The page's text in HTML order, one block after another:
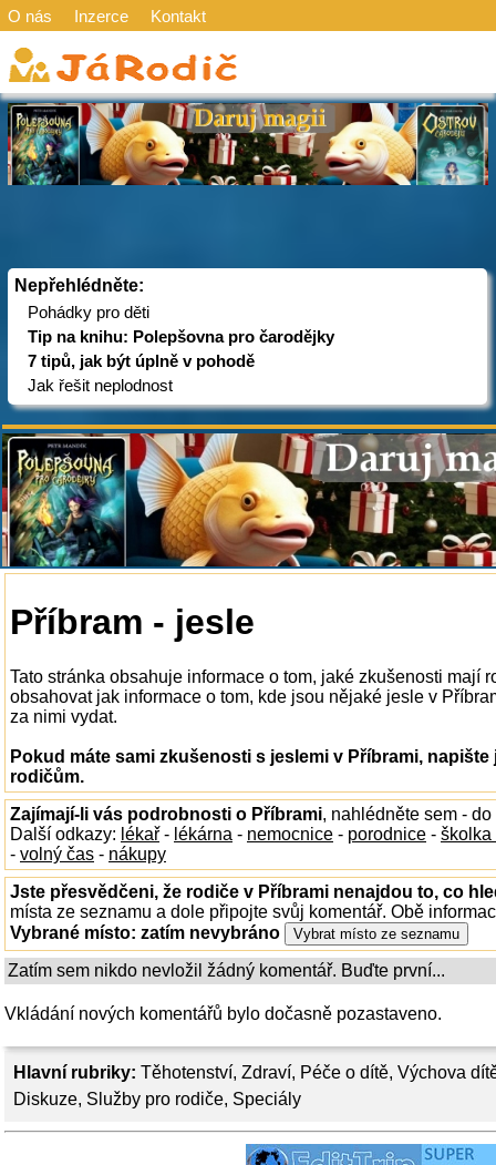
O nás Inzerce Kontakt
Nepřehlédněte:
Pohádky pro děti
Tip na knihu: Polepšovna pro čarodějky
7 tipů, jak být úplně v pohodě
Jak řešit neplodnost
Hlavní rubriky: Těhotenství, Zdraví, Péče o dítě, Výchova
Diskuze, Služby pro rodiče, Speciály
Příbram - jesle
Tato stránka obsahuje informace o tom, jaké zkušenosti mají
obsahovat jak informace o tom, kde jsou nějaké jesle v
za nimi vydat.
Pokud máte sami zkušenosti s jeslemi v Příbrami,
rodičům.
Zajímají-li vás podrobnosti o Příbrami, nahlédněte sem - do
Další odkazy: lékař - lékárna - nemocnice - porodnice - školka
- volný čas - nákupy
Jste přesvědčeni, že rodiče v Příbrami nenajdou to, co
místa ze seznamu a dole připojte svůj komentář. Obě
Vybrané místo: zatím nevybráno
Zatím sem nikdo nevložil žádný komentář. Buďte první...
Vkládání nových komentářů bylo dočasně pozastaveno.